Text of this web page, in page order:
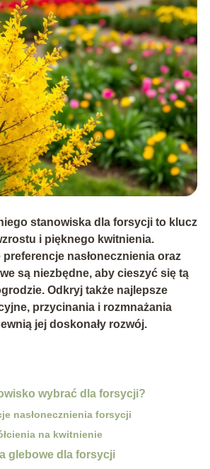
stanowiska dla forsycji to klucz
i pięknego kwitnienia.
preferencje nasłonecznienia oraz
są niezbędne, aby cieszyć się tą
Odkryj także najlepsze
przycinania i rozmnażania
jej doskonały rozwój.
wybrać dla forsycji?
nasłonecznienia forsycji
na kwitnienie
glebowe dla forsycji